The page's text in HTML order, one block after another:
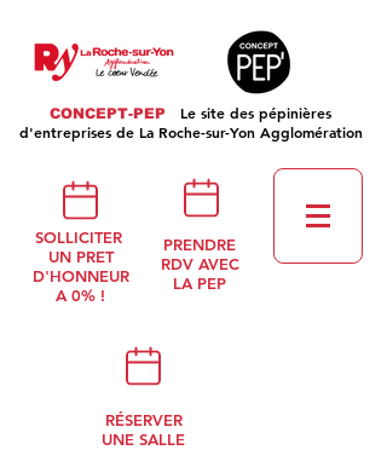
CONCEPT-PEP
Le site des pépinières
d'entreprises de La Roche-sur-Yon Agglomération
SOLLICITER
UN PRET
D'HONNEUR
A 0% !
PRENDRE
RDV AVEC
LA PEP
RÉSERVER
UNE SALLE